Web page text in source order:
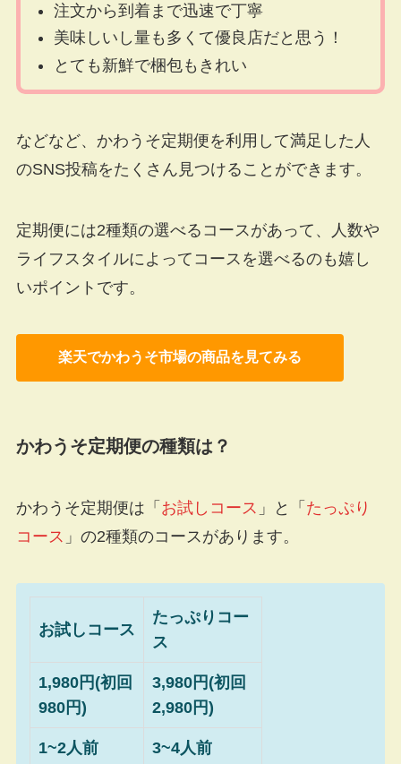
注文から到着まで迅速で丁寧
美味しいし量も多くて優良店だと思う！
とても新鮮で梱包もきれい
などなど、かわうそ定期便を利用して満足した人
のSNS投稿をたくさん見つけることができます。
定期便には2種類の選べるコースがあって、人数や
ライフスタイルによってコースを選べるのも嬉し
いポイントです。
楽天でかわうそ市場の商品を見てみる
かわうそ定期便の種類は？
かわうそ定期便は 「 お試しコース 」 と 「 たっぷり
コース 」 の2種類のコースがあります。
お試しコース
たっぷりコー
ス
1,980円(初回
980円)
3,980円(初回
2,980円)
1~2人前 3~4人前